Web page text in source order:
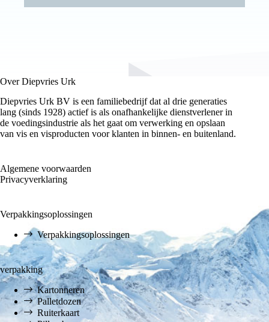
Over Diepvries Urk
Diepvries Urk BV is een familiebedrijf dat al drie generaties
lang (sinds 1928) actief is als onafhankelijke dienstverlener in
de voedingsindustrie als het gaat om verwerking en opslaan
van vis en visproducten voor klanten in binnen- en buitenland.
Algemene voorwaarden
Privacyverklaring
Verpakkingsoplossingen
Verpakkingsoplossingen
verpakking
Kartonneren
Palletdozen
Ruiterkaart